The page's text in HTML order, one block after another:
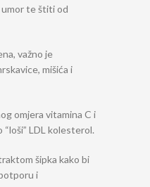
umor te štiti od
važno je
mišića i
omjera vitamina C i
LDL kolesterol.
šipka kako bi
i